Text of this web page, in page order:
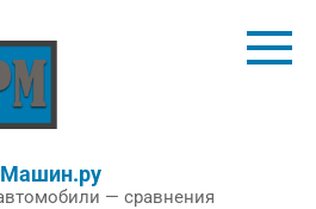
— сравнения